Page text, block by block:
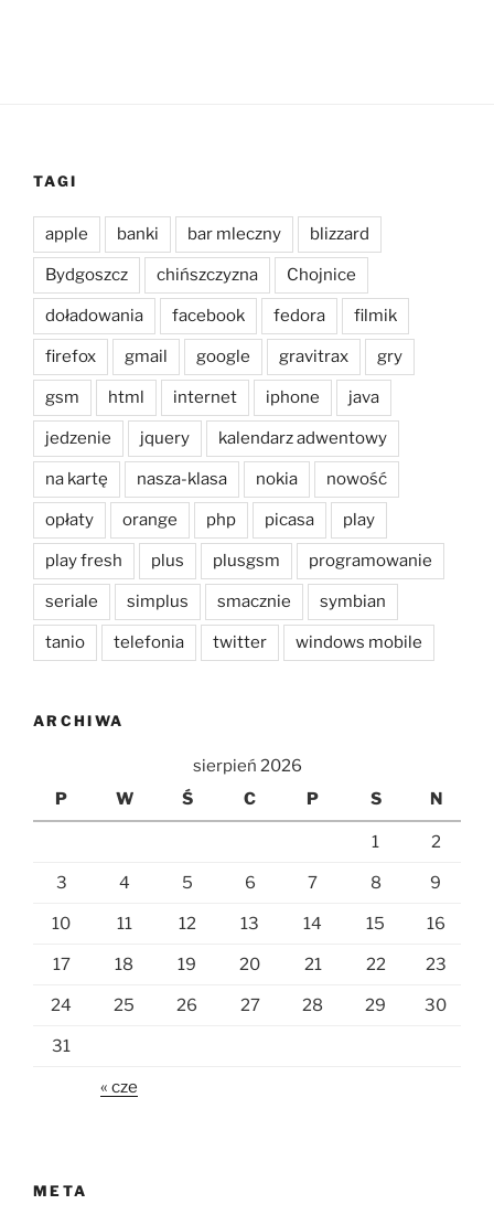
TAGI
apple banki bar mleczny blizzard
Bydgoszcz chińszczyzna Chojnice
doładowania facebook fedora filmik
firefox gmail google gravitrax gry
gsm html internet iphone java
jedzenie jquery kalendarz adwentowy
na kartę nasza-klasa nokia nowość
opłaty orange php picasa play
play fresh plus plusgsm programowanie
seriale simplus smacznie symbian
tanio telefonia twitter windows mobile
ARCHIWA
sierpień 2026
P
W Ś C P S N
1 2
3 4 5 6 7 8 9
10 11 12 13 14 15 16
17 18 19 20 21 22 23
24 25 26 27 28 29 30
31
« cze
META